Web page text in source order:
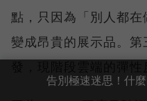
點，只因為「別人都
變成昂貴的展示品。
告別極速迷思！什